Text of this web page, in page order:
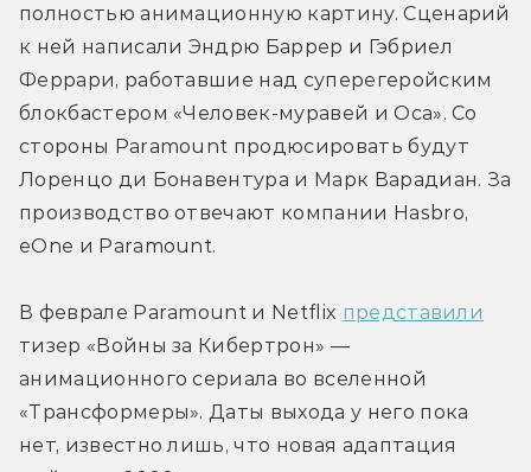
полностью анимационную картину. Сценарий
к ней написали Эндрю Баррер и Гэбриел
Феррари, работавшие над суперегеройским
блокбастером «Человек-муравей и Оса». Со
стороны Paramount продюсировать будут
Лоренцо ди Бонавентура и Марк Варадиан. За
производство отвечают компании Hasbro,
eOne и Paramount.
В феврале Paramount и Netflix представили
тизер «Войны за Кибертрон» —
анимационного сериала во вселенной
«Трансформеры». Даты выхода у него пока
нет, известно лишь, что новая адаптация